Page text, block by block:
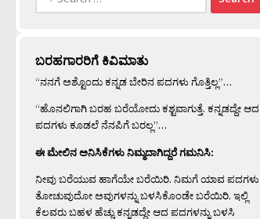
ಬರಹಗಾರರಿಗೆ ಕಿವಿಮಾತು
“ನನಗೆ ಅಶ್ಟೊಂದು ಕನ್ನಡ ಬೇರಿನ ಪದಗಳು ಗೊತ್ತಿಲ್ಲ”…
“ಹೊನಲಿಗಾಗಿ ಬರಹ ಬರೆಯೋದು ಕಶ್ಟವಾಗುತ್ತೆ. ಕನ್ನಡದ್ದೇ ಆದ
ಪದಗಳು ಕೂಡಲೆ ನೆನಪಿಗೆ ಬರಲ್ಲ”…
ಈ ಮೇಲಿನ ಅನಿಸಿಕೆಗಳು ನಿಮ್ಮದಾಗಿದ್ದರೆ ಗಮನಿಸಿ:
ನೀವು ಬರೆಯುವ ಹಾಗೆಯೇ ಬರೆಯಿರಿ. ನಿಮಗೆ ಯಾವ ಪದಗಳು
ತೋಚುವುದೋ ಅವುಗಳನ್ನು ಬಳಸಿಕೊಂಡೇ ಬರೆಯಿರಿ. ಇಲ್ಲಿ
ಕೆಲವರು ಬಹಳ ಹೆಚ್ಚು ಕನ್ನಡದ್ದೇ ಆದ ಪದಗಳನ್ನು ಬಳಸಿ